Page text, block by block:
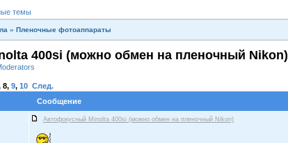
темы
» Пленочные фотоаппараты
400si (можно обмен на пленочный Nikon)
8, 9, 10 След.
Сообщение
Автофокусный Minolta 400si (можно обмен на пленочный Nikon)